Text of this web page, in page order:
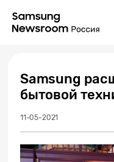
Samsung
бытовой
11-05-2021